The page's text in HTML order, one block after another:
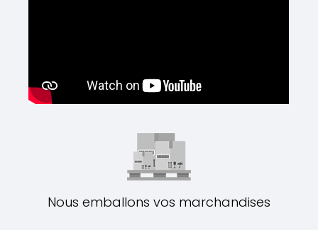
Nous emballons vos marchandises